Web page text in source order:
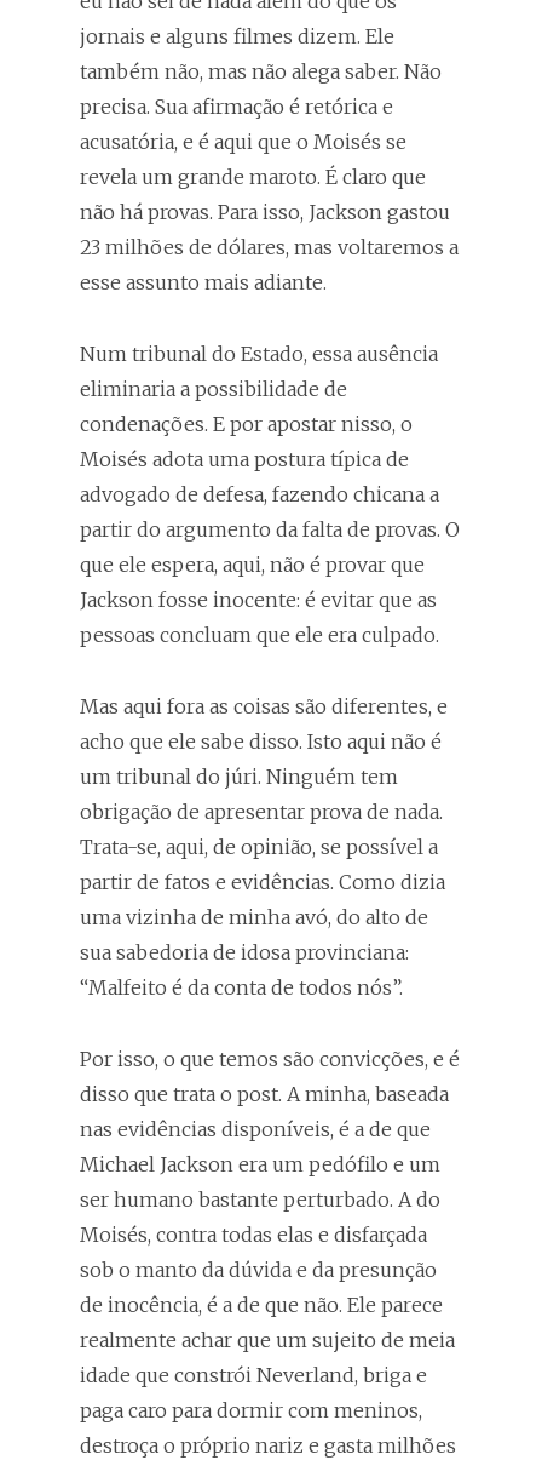
jornais e alguns filmes dizem. Ele
também não, mas não alega saber. Não
precisa. Sua afirmação é retórica e
acusatória, e é aqui que o Moisés se
revela um grande maroto. É claro que
não há provas. Para isso, Jackson gastou
23 milhões de dólares, mas voltaremos a
esse assunto mais adiante.
Num tribunal do Estado, essa ausência
eliminaria a possibilidade de
condenações. E por apostar nisso, o
Moisés adota uma postura típica de
advogado de defesa, fazendo chicana a
partir do argumento da falta de provas. O
que ele espera, aqui, não é provar que
Jackson fosse inocente: é evitar que as
pessoas concluam que ele era culpado.
Mas aqui fora as coisas são diferentes, e
acho que ele sabe disso. Isto aqui não é
um tribunal do júri. Ninguém tem
obrigação de apresentar prova de nada.
Trata-se, aqui, de opinião, se possível a
partir de fatos e evidências. Como dizia
uma vizinha de minha avó, do alto de
sua sabedoria de idosa provinciana:
“Malfeito é da conta de todos nós”.
Por isso, o que temos são convicções, e é
disso que trata o post. A minha, baseada
nas evidências disponíveis, é a de que
Michael Jackson era um pedófilo e um
ser humano bastante perturbado. A do
Moisés, contra todas elas e disfarçada
sob o manto da dúvida e da presunção
de inocência, é a de que não. Ele parece
realmente achar que um sujeito de meia
idade que constrói Neverland, briga e
paga caro para dormir com meninos,
destroça o próprio nariz e gasta milhões